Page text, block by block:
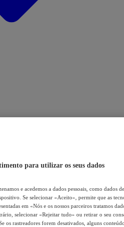
para utilizar os seus dados
e acedemos a dados pessoais, como dados
Se selecionar «Aceito», permite que as
em «Nós e os nossos parceiros tratamos
selecionar «Rejeitar tudo» ou retirar o seu
os rastreadores forem desativados, alguns